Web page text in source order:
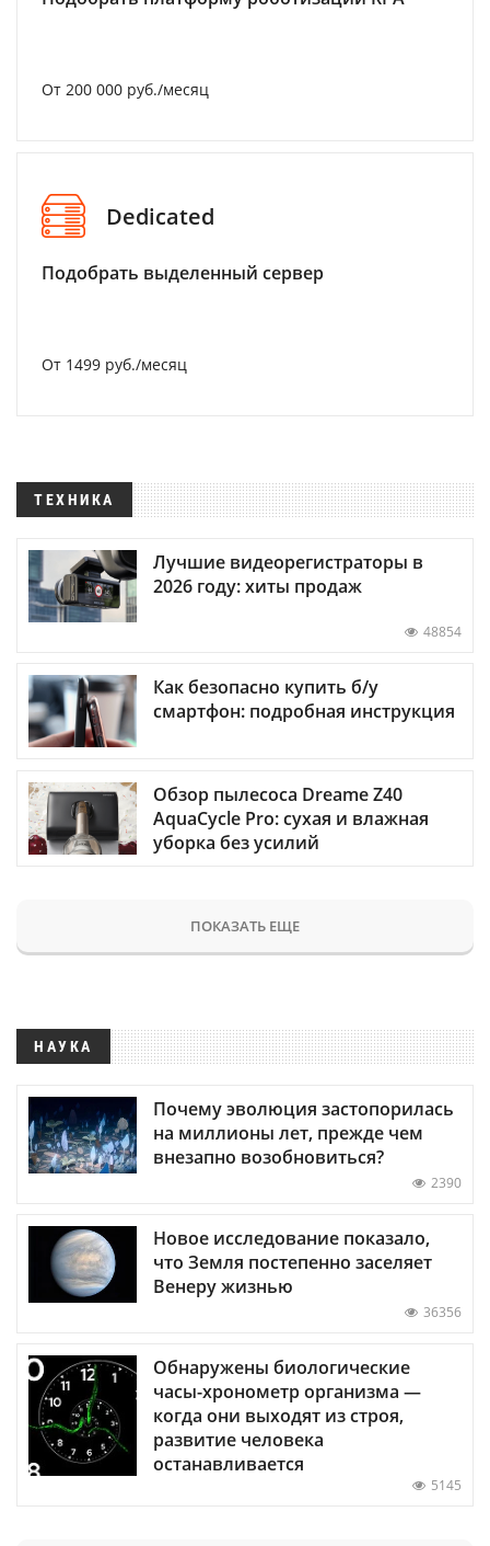
От 200 000 руб./месяц
Dedicated
Подобрать выделенный сервер
От 1499 руб./месяц
ТЕХНИКА
Лучшие видеорегистраторы в
2026 году: хиты продаж
48854
Как безопасно купить б/у
смартфон: подробная инструкция
Обзор пылесоса Dreame Z40
AquaCycle Pro: сухая и влажная
уборка без усилий
ПОКАЗАТЬ ЕЩЕ
НАУКА
Почему эволюция застопорилась
на миллионы лет, прежде чем
внезапно возобновиться?
2390
Новое исследование показало,
что Земля постепенно заселяет
Венеру жизнью
36356
Обнаружены биологические
часы-хронометр организма —
когда они выходят из строя,
развитие человека
останавливается
5145